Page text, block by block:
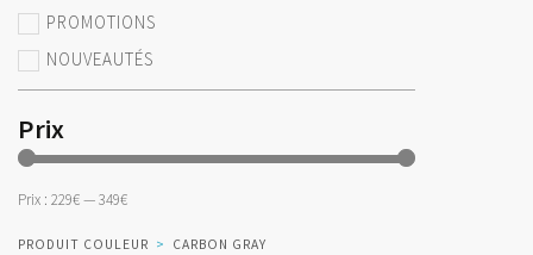
PROMOTIONS
NOUVEAUTÉS
Prix
Prix : 229€—349€
PRODUIT COULEUR > CARBON GRAY